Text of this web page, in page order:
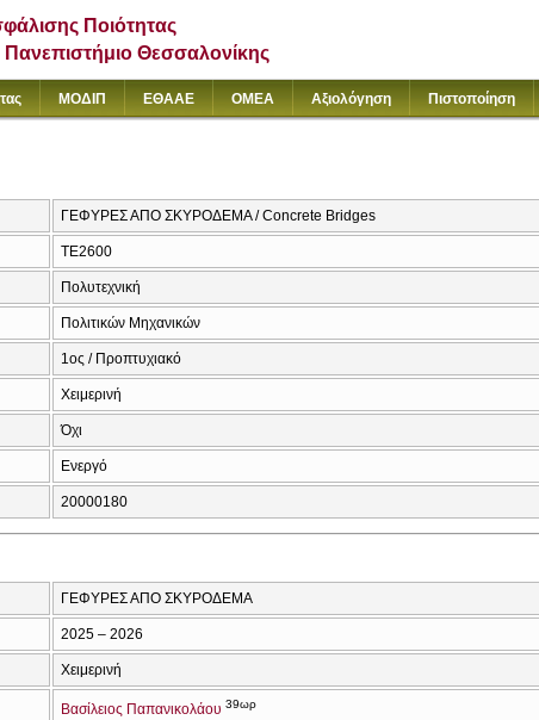
Ποιότητας
Πανεπιστήμιο Θεσσαλονίκης
ΜΟΔΙΠ ΕΘΑΑΕ ΟΜΕΑ Αξιολόγηση Πιστοποίηση
ΓΕΦΥΡΕΣ ΑΠΟ ΣΚΥΡΟΔΕΜΑ / Concrete Bridges
ΤΕ2600
Πολυτεχνική
Πολιτικών Μηχανικών
1ος / Προπτυχιακό
Χειμερινή
Όχι
Ενεργό
20000180
ΓΕΦΥΡΕΣ ΑΠΟ ΣΚΥΡΟΔΕΜΑ
2025 – 2026
Χειμερινή
Βασίλειος Παπανικολάου 39ωρ